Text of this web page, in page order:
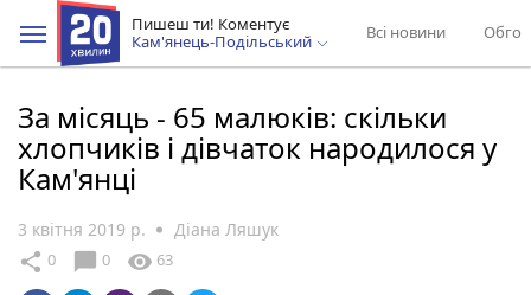
Пишеш ти! Коментує
Кам'янець-Подільський
Всі новини
За місяць - 65 малюків: скільки
хлопчиків і дівчаток народилося у
Кам'янці
3 квітня 2019 р. Діана Ляшук
share 0 chat_bubble 0 visibility 63